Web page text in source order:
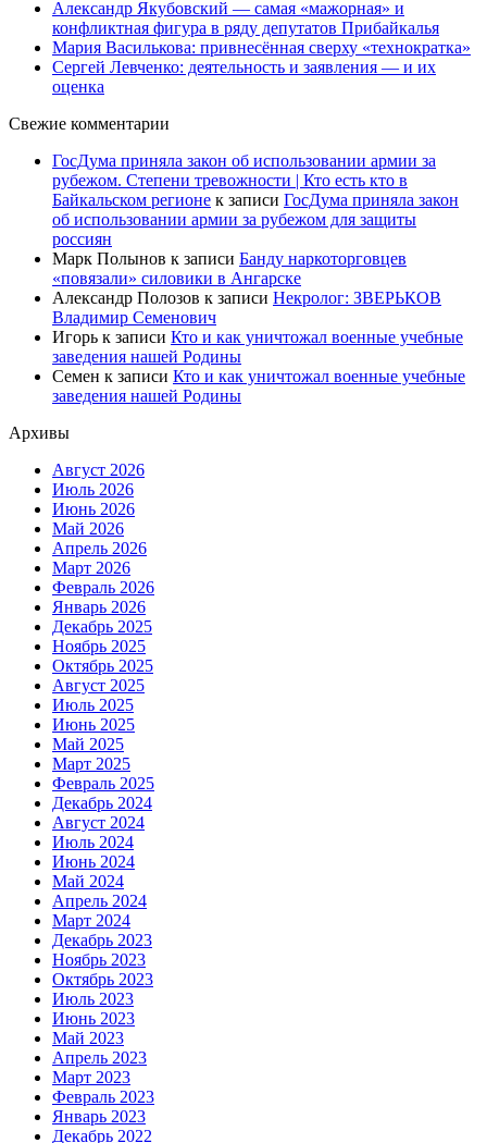
Александр Якубовский — самая «мажорная» и
конфликтная фигура в ряду депутатов Прибайкалья
Мария Василькова: привнесённая сверху «технократка»
Сергей Левченко: деятельность и заявления — и их
оценка
Свежие комментарии
ГосДума приняла закон об использовании армии за
рубежом. Степени тревожности | Кто есть кто в
Байкальском регионе к записи ГосДума приняла закон
об использовании армии за рубежом для защиты
россиян
Марк Полынов к записи Банду наркоторговцев
«повязали» силовики в Ангарске
Александр Полозов к записи Некролог: ЗВЕРЬКОВ
Владимир Семенович
Игорь к записи Кто и как уничтожал военные учебные
заведения нашей Родины
Семен к записи Кто и как уничтожал военные учебные
заведения нашей Родины
Архивы
Август 2026
Июль 2026
Июнь 2026
Май 2026
Апрель 2026
Март 2026
Февраль 2026
Январь 2026
Декабрь 2025
Ноябрь 2025
Октябрь 2025
Август 2025
Июль 2025
Июнь 2025
Май 2025
Март 2025
Февраль 2025
Декабрь 2024
Август 2024
Июль 2024
Июнь 2024
Май 2024
Апрель 2024
Март 2024
Декабрь 2023
Ноябрь 2023
Октябрь 2023
Июль 2023
Июнь 2023
Май 2023
Апрель 2023
Март 2023
Февраль 2023
Январь 2023
Декабрь 2022